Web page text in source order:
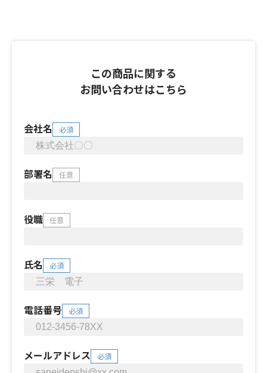
この商品に関する
お問い合わせはこちら
会社名 必須
部署名 任意
役職 任意
氏名 必須
電話番号 必須
メールアドレス 必須